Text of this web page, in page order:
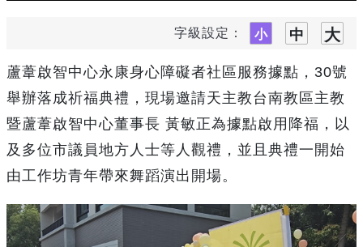
字級設定：
蘆葦啟智中心永康身心障礙者社區服務據點，30號
舉辦落成祈福典禮，現場邀請天主教台南教區主教
暨蘆葦啟智中心董事長 黃敏正為據點啟用降福，以
及多位市議員地方人士等人觀禮，並且典禮一開始
由工作坊青年帶來舞蹈演出開場。